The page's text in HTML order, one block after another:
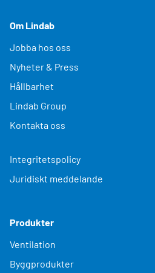
Om Lindab
Jobba hos oss
Nyheter & Press
Hållbarhet
Lindab Group
Kontakta oss
Integritetspolicy
Juridiskt meddelande
Produkter
Ventilation
Byggprodukter